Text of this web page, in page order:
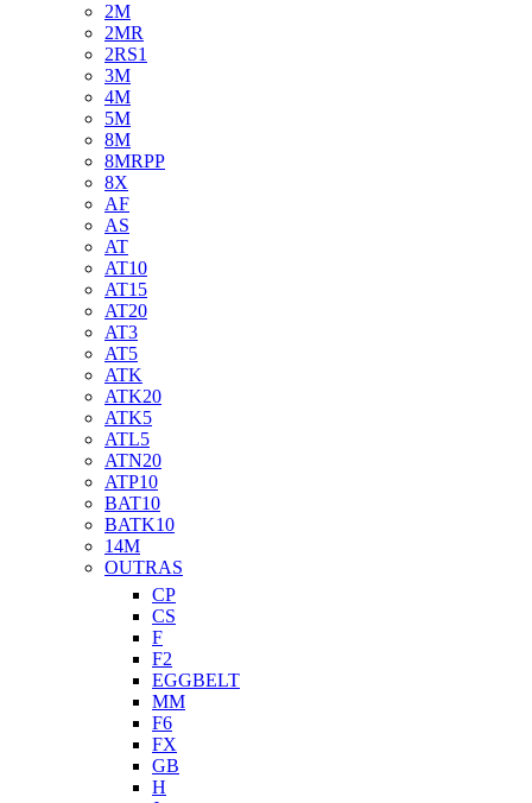
2M
2MR
2RS1
3M
4M
5M
8M
8MRPP
8X
AF
AS
AT
AT10
AT15
AT20
AT3
AT5
ATK
ATK20
ATK5
ATL5
ATN20
ATP10
BAT10
BATK10
14M
OUTRAS
CP
CS
F
F2
EGGBELT
MM
F6
FX
GB
H